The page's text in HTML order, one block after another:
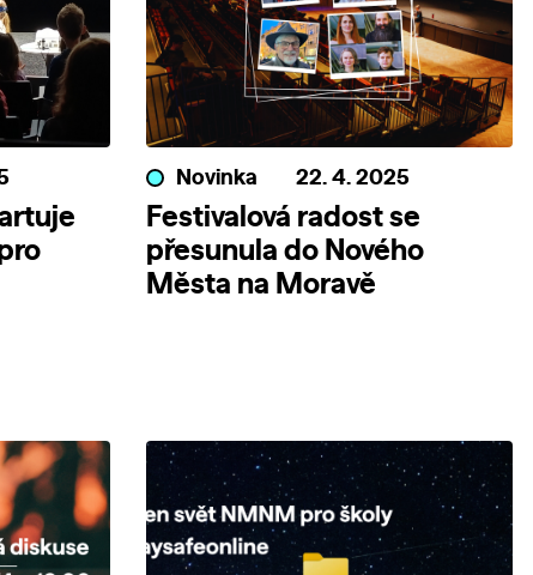
Novinka 22. 4. 2025
Festivalová radost se
přesunula do Nového
Města na Moravě